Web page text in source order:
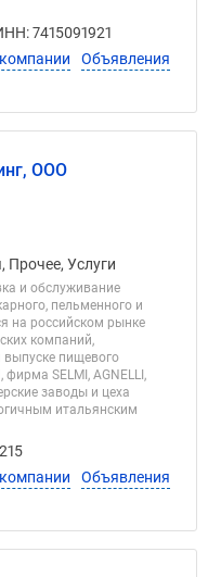
7415091921
Объявления
ООО
Прочее, Услуги
и обслуживание
пельменного и
на российском рынке
компаний,
пищевого
фирма SELMI, AGNELLI,
заводы и цеха
итальянским
Объявления